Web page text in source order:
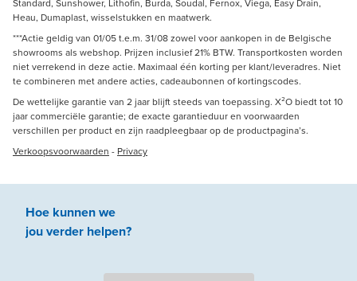
Standard, Sunshower, Lithofin, Burda, Soudal, Fernox, Viega, Easy Drain,
Heau, Dumaplast, wisselstukken en maatwerk.
***Actie geldig van 01/05 t.e.m. 31/08 zowel voor aankopen in de Belgische
showrooms als webshop. Prijzen inclusief 21% BTW. Transportkosten worden
niet verrekend in deze actie. Maximaal één korting per klant/leveradres. Niet
te combineren met andere acties, cadeaubonnen of kortingscodes.
De wettelijke garantie van 2 jaar blijft steeds van toepassing. X²O biedt tot 10
jaar commerciële garantie; de exacte garantieduur en voorwaarden
verschillen per product en zijn raadpleegbaar op de productpagina’s.
Verkoopsvoorwaarden - Privacy
Hoe kunnen we
jouverder helpen?